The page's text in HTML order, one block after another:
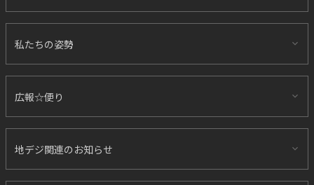
私たちの姿勢
広報☆便り
地デジ関連のお知らせ